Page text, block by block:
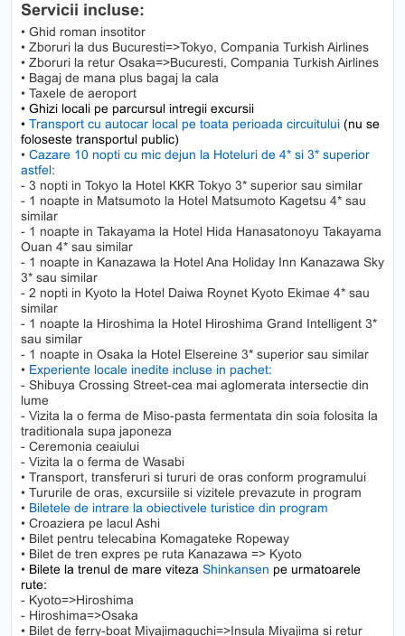
Servicii incluse:
• Ghid roman insotitor
• Zboruri la dus Bucuresti=>Tokyo, Compania Turkish Airlines
• Zboruri la retur Osaka=>Bucuresti, Compania Turkish Airlines
• Bagaj de mana plus bagaj la cala
• Taxele de aeroport
• Ghizi locali pe parcursul intregii excursii
• Transport cu autocar local pe toata perioada circuitului (nu se
foloseste transportul public)
• Cazare 10 nopti cu mic dejun la Hoteluri de 4* si 3* superior
astfel:
- 3 nopti in Tokyo la Hotel KKR Tokyo 3* superior sau similar
- 1 noapte in Matsumoto la Hotel Matsumoto Kagetsu 4* sau
similar
- 1 noapte in Takayama la Hotel Hida Hanasatonoyu Takayama
Ouan 4* sau similar
- 1 noapte in Kanazawa la Hotel Ana Holiday Inn Kanazawa Sky
3* sau similar
- 2 nopti in Kyoto la Hotel Daiwa Roynet Kyoto Ekimae 4* sau
similar
- 1 noapte la Hiroshima la Hotel Hiroshima Grand Intelligent 3*
sau similar
- 1 noapte in Osaka la Hotel Elsereine 3* superior sau similar
• Experiente locale inedite incluse in pachet:
- Shibuya Crossing Street-cea mai aglomerata intersectie din
lume
- Vizita la o ferma de Miso-pasta fermentata din soia folosita la
traditionala supa japoneza
- Ceremonia ceaiului
- Vizita la o ferma de Wasabi
• Transport, transferuri si tururi de oras conform programului
• Tururile de oras, excursiile si vizitele prevazute in program
• Biletele de intrare la obiectivele turistice din program
• Croaziera pe lacul Ashi
• Bilet pentru telecabina Komagateke Ropeway
• Bilet de tren expres pe ruta Kanazawa => Kyoto
• Bilete la trenul de mare viteza Shinkansen pe urmatoarele
rute:
- Kyoto=>Hiroshima
- Hiroshima=>Osaka
• Bilet de ferry-boat Miyajimaguchi=>Insula Miyajima si retur